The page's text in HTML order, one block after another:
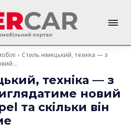
Стиль німецький, техніка — з
техніка — з
новий
та скільки він